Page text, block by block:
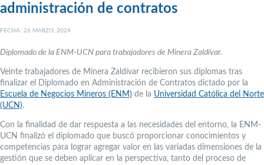
administración de contratos
FECHA: 26 MARZO, 2024
Diplomado de la ENM-UCN para trabajadores de Minera Zaldívar.
Veinte trabajadores de Minera Zaldívar recibieron sus diplomas tras
finalizar el Diplomado en Administración de Contratos dictado por la
Escuela de Negocios Mineros (ENM) de la Universidad Católica del Norte
(UCN).
Con la finalidad de dar respuesta a las necesidades del entorno, la ENM-
UCN finalizó el diplomado que buscó proporcionar conocimientos y
competencias para lograr agregar valor en las variadas dimensiones de la
gestión que se deben aplicar en la perspectiva, tanto del proceso de